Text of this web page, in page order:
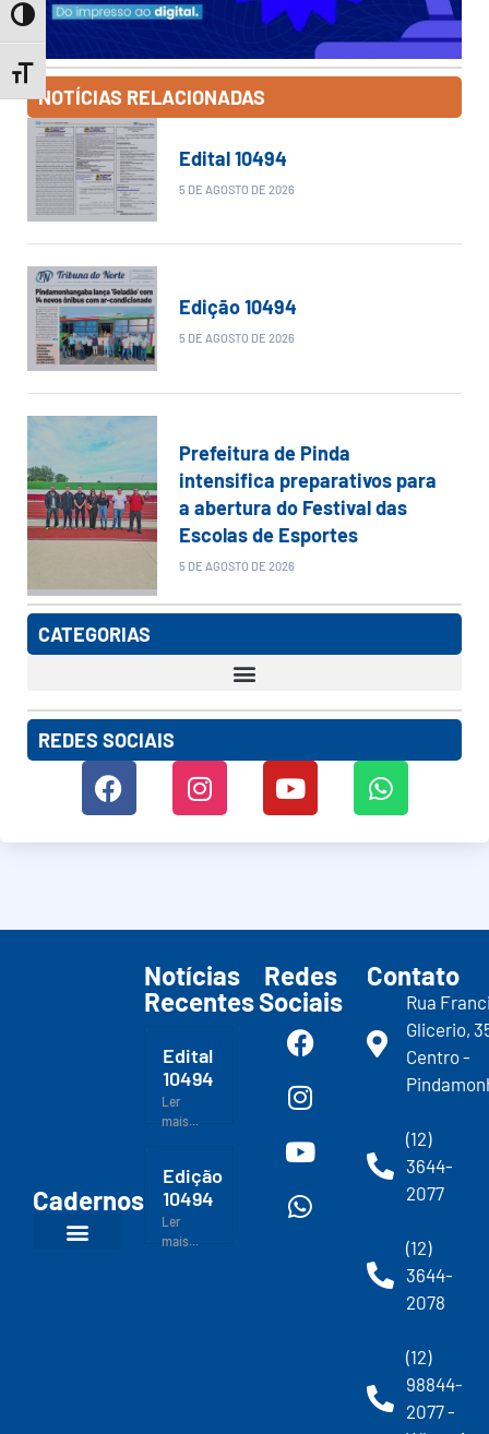
Toggle High Contrast
Toggle Font size
NOTÍCIAS RELACIONADAS
Edital 10494
5 DE AGOSTO DE 2026
Edição 10494
5 DE AGOSTO DE 2026
Prefeitura de Pinda
intensifica preparativos para
a abertura do Festival das
Escolas de Esportes
5 DE AGOSTO DE 2026
CATEGORIAS
REDES SOCIAIS
Cadernos
Notícias
Recentes
Edital
10494
Ler
mais...
Edição
10494
Ler
mais...
Redes
Sociais
Contato
Rua
Glicerio,
Centro -
(12)
3644-
2077
(12)
3644-
2078
(12)
98844-
2077 -